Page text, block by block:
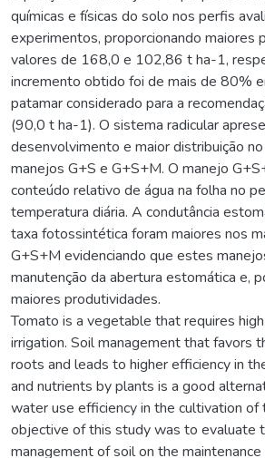
químicas e físicas do solo nos perfis
experimentos, proporcionando maiores
valores de 168,0 e 102,86 t ha-1,
incremento obtido foi de mais de 80%
patamar considerado para a
(90,0 t ha-1). O sistema radicular
desenvolvimento e maior distribuição
manejos G+S e G+S+M. O manejo
conteúdo relativo de água na folha no
temperatura diária. A condutância
taxa fotossintética foram maiores nos
G+S+M evidenciando que estes
manutenção da abertura estomática e,
maiores produtividades.
Tomato is a vegetable that requires
irrigation. Soil management that favors
roots and leads to higher efficiency in
and nutrients by plants is a good
water use efficiency in the cultivation of
objective of this study was to evaluate
management of soil on the